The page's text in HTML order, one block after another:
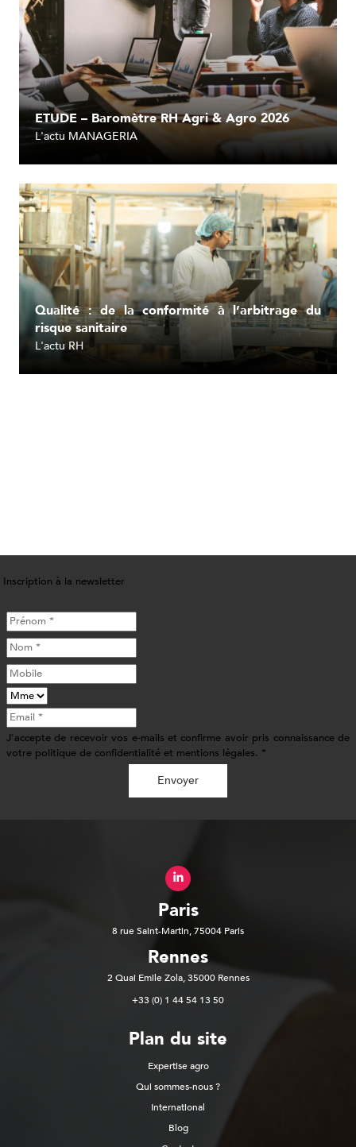
L'actu MANAGERIA
ETUDE – Baromètre RH Agri & Agro 2026
Lire l'article
L'actu RH
Qualité : de la conformité à l’arbitrage du
risque sanitaire
Inscription à la newsletter
J'accepte de recevoir vos e-mails et confirme avoir pris connaissance de
votre politique de confidentialité et mentions légales. *
Envoyer
Paris
8 rue Saint-Martin, 75004 Paris
Rennes
2 Quai Emile Zola, 35000 Rennes
+33 (0) 1 44 54 13 50
Plan du site
Expertise agro
Qui sommes-nous ?
International
Blog